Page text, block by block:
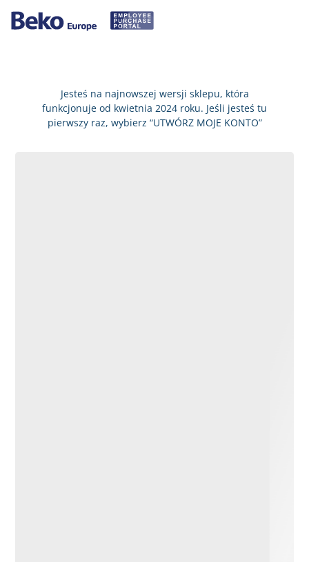
Jesteś na najnowszej wersji sklepu, która
funkcjonuje od kwietnia 2024 roku. Jeśli jesteś tu
pierwszy raz, wybierz “UTWÓRZ MOJE KONTO”